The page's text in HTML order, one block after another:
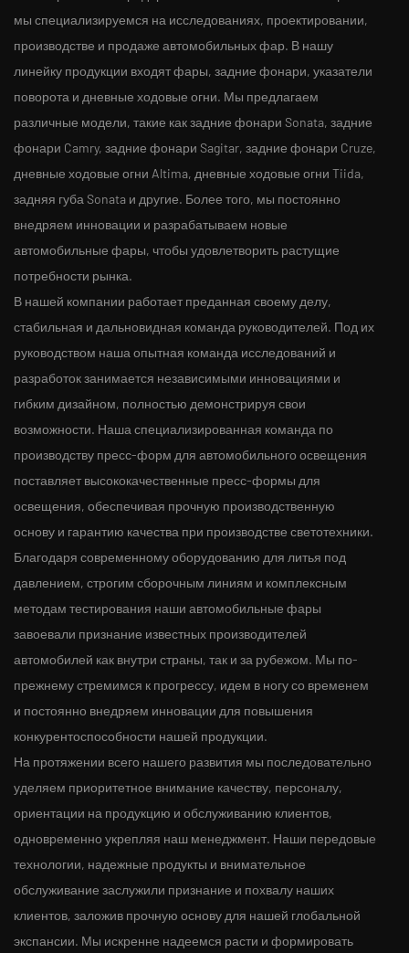
мы специализируемся на исследованиях, проектировании,
производстве и продаже автомобильных фар. В нашу
линейку продукции входят фары, задние фонари, указатели
поворота и дневные ходовые огни. Мы предлагаем
различные модели, такие как задние фонари Sonata, задние
фонари Camry, задние фонари Sagitar, задние фонари Cruze,
дневные ходовые огни Altima, дневные ходовые огни Tiida,
задняя губа Sonata и другие. Более того, мы постоянно
внедряем инновации и разрабатываем новые
автомобильные фары, чтобы удовлетворить растущие
потребности рынка.
В нашей компании работает преданная своему делу,
стабильная и дальновидная команда руководителей. Под их
руководством наша опытная команда исследований и
разработок занимается независимыми инновациями и
гибким дизайном, полностью демонстрируя свои
возможности. Наша специализированная команда по
производству пресс-форм для автомобильного освещения
поставляет высококачественные пресс-формы для
освещения, обеспечивая прочную производственную
основу и гарантию качества при производстве светотехники.
Благодаря современному оборудованию для литья под
давлением, строгим сборочным линиям и комплексным
методам тестирования наши автомобильные фары
завоевали признание известных производителей
автомобилей как внутри страны, так и за рубежом. Мы по-
прежнему стремимся к прогрессу, идем в ногу со временем
и постоянно внедряем инновации для повышения
конкурентоспособности нашей продукции.
На протяжении всего нашего развития мы последовательно
уделяем приоритетное внимание качеству, персоналу,
ориентации на продукцию и обслуживанию клиентов,
одновременно укрепляя наш менеджмент. Наши передовые
технологии, надежные продукты и внимательное
обслуживание заслужили признание и похвалу наших
клиентов, заложив прочную основу для нашей глобальной
экспансии. Мы искренне надеемся расти и формировать